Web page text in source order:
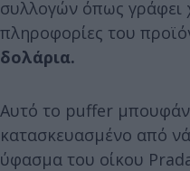
συλλογών όπως γράφει
πληροφορίες του
δολάρια.
Αυτό το puffer μπουφάν
κατασκευασμένο από
ύφασμα του οίκου